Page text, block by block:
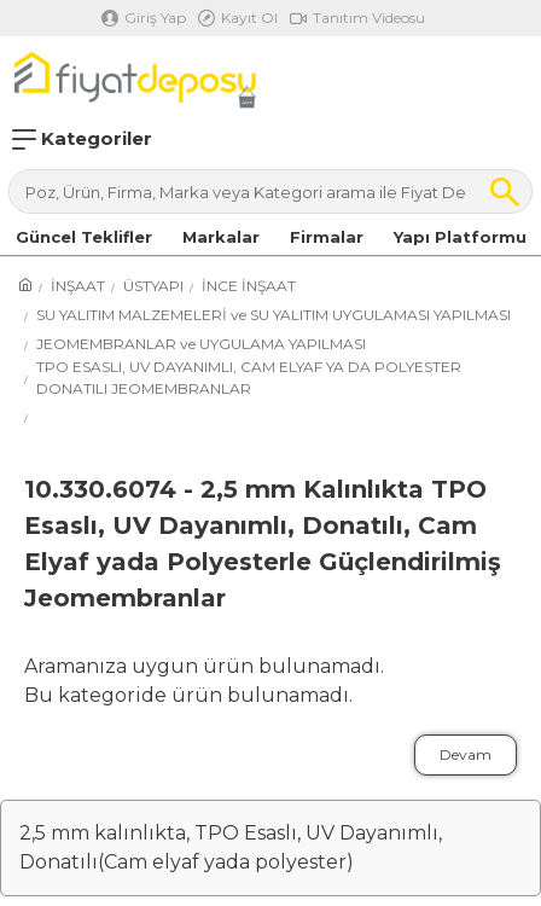
Giriş Yap Kayıt Ol Tanıtım Videosu
Kategoriler
Güncel Teklifler Markalar Firmalar Yapı Platformu
İNŞAAT ÜSTYAPI
İNCE İNŞAAT
SU YALITIM MALZEMELERİ ve SU YALITIM UYGULAMASI YAPILMASI
JEOMEMBRANLAR ve UYGULAMA YAPILMASI
TPO ESASLI, UV DAYANIMLI, CAM ELYAF YA DA POLYESTER
DONATILI JEOMEMBRANLAR
10.330.6074 - 2,5 mm Kalınlıkta TPO
Esaslı, UV Dayanımlı, Donatılı, Cam
Elyaf yada Polyesterle Güçlendirilmiş
Jeomembranlar
Aramanıza uygun ürün bulunamadı.
Bu kategoride ürün bulunamadı.
Devam
2,5 mm kalınlıkta, TPO Esaslı, UV Dayanımlı,
Donatılı(Cam elyaf yada polyester)